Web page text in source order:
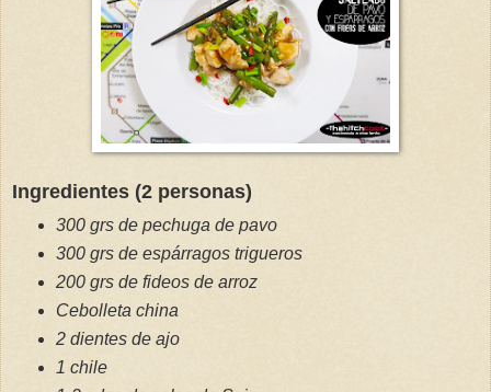
Ingredientes (2 personas)
300 grs de pechuga de pavo
300 grs de espárragos trigueros
200 grs de fideos de arroz
Cebolleta china
2 dientes de ajo
1 chile